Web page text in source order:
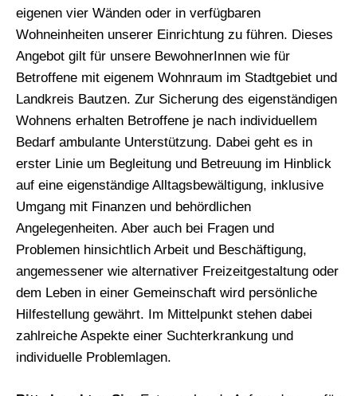
eigenen vier Wänden oder in verfügbaren
Wohneinheiten unserer Einrichtung zu führen. Dieses
Angebot gilt für unsere BewohnerInnen wie für
Betroffene mit eigenem Wohnraum im Stadtgebiet und
Landkreis Bautzen. Zur Sicherung des eigenständigen
Wohnens erhalten Betroffene je nach individuellem
Bedarf ambulante Unterstützung. Dabei geht es in
erster Linie um Begleitung und Betreuung im Hinblick
auf eine eigenständige Alltagsbewältigung, inklusive
Umgang mit Finanzen und behördlichen
Angelegenheiten. Aber auch bei Fragen und
Problemen hinsichtlich Arbeit und Beschäftigung,
angemessener wie alternativer Freizeitgestaltung oder
dem Leben in einer Gemeinschaft wird persönliche
Hilfestellung gewährt. Im Mittelpunkt stehen dabei
zahlreiche Aspekte einer Suchterkrankung und
individuelle Problemlagen.